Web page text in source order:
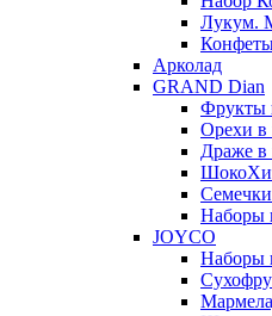
Лукум.
Арколад
GRAND Dian
Фрукты
Орехи в
Драже в
Наборы
JOYCO
Наборы